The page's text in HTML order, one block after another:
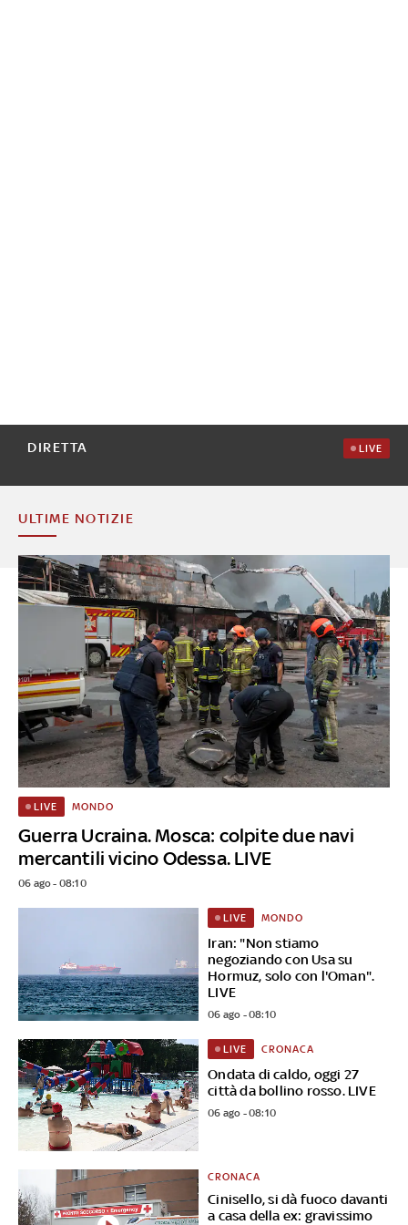
DIRETTA LIVE
ULTIME NOTIZIE
Guerra Ucraina. Mosca: colpite due navi
mercantili vicino Odessa. LIVE
LIVE MONDO
06 ago - 08:10
Iran: "Non stiamo
negoziando con Usa su
Hormuz, solo con l'Oman".
LIVE
LIVE MONDO
06 ago - 08:10
Ondata di caldo, oggi 27
città da bollino rosso. LIVE
LIVE CRONACA
06 ago - 08:10
Cinisello, si dà fuoco davanti
a casa della ex: gravissimo
CRONACA